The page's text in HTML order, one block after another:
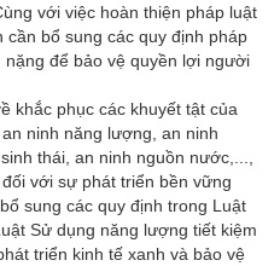
với việc hoàn thiện pháp luật
bổ sung các quy định pháp
để bảo vệ quyền lợi người
khắc phục các khuyết tật của
ninh năng lượng, an ninh
thái, an ninh nguồn nước,...,
với sự phát triển bền vững
sung các quy định trong Luật
Sử dụng năng lượng tiết kiệm
triển kinh tế xanh và bảo vệ